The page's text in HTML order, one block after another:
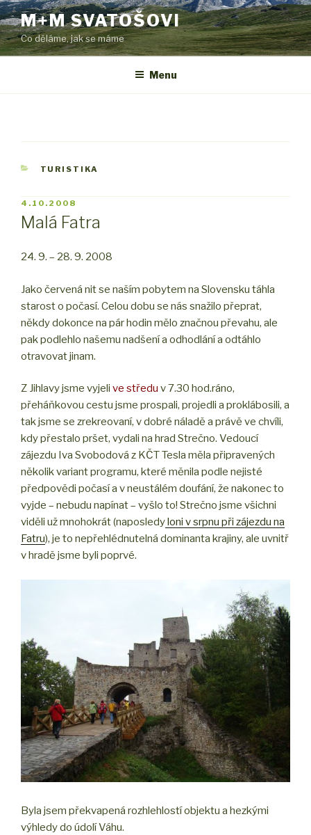
Přejít
k
obsahu
webu
M+M SVATOŠOVI
Co děláme, jak se máme
Menu
RUBRIKY
TURISTIKA
PUBLIKOVÁNO
4.10.2008
Malá Fatra
24. 9. – 28. 9. 2008
Jako červená nit se naším pobytem na Slovensku táhla
starost o počasí. Celou dobu se nás snažilo přeprat,
někdy dokonce na pár hodin mělo značnou převahu, ale
pak podlehlo našemu nadšení a odhodlání a odtáhlo
otravovat jinam.
Z Jihlavy jsme vyjeli ve středu v 7.30 hod.ráno,
přeháňkovou cestu jsme prospali, projedli a proklábosili, a
tak jsme se zrekreovaní, v dobré náladě a právě ve chvíli,
kdy přestalo pršet, vydali na hrad Strečno. Vedoucí
zájezdu Iva Svobodová z KČT Tesla měla připravených
několik variant programu, které měnila podle nejisté
předpovědi počasí a v neustálém doufání, že nakonec to
vyjde – nebudu napínat – vyšlo to! Strečno jsme všichni
viděli už mnohokrát (naposledyloni v srpnu při zájezdu na
Fatru), je to nepřehlédnutelná dominanta krajiny, ale uvnitř
v hradě jsme byli poprvé.
Byla jsem překvapená rozhlehlostí objektu a hezkými
výhledy do údolí Váhu.